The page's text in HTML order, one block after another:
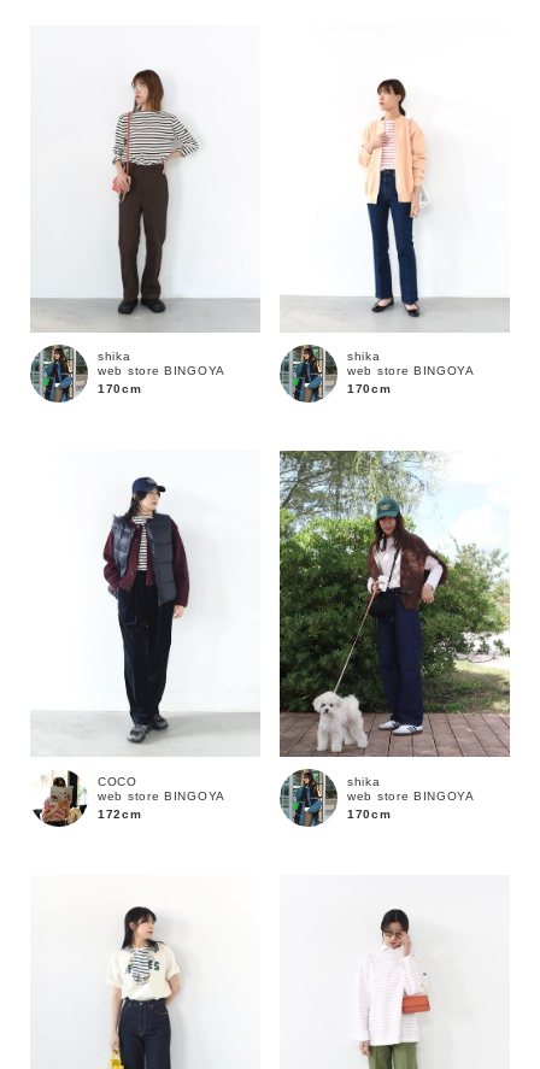
ブランド
shika
web store BINGOYA
170cm
shika
web store BINGOYA
170cm
COCO
web store BINGOYA
172cm
shika
web store BINGOYA
170cm